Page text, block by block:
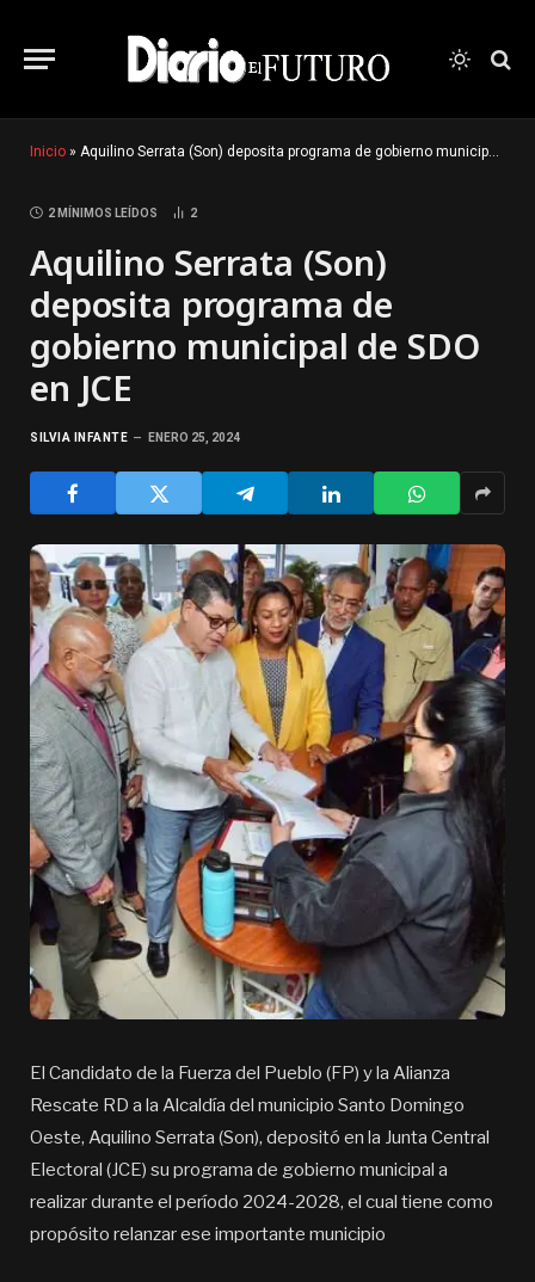
Inicio » Aquilino Serrata (Son) deposita programa de gobierno municipal de SDO en JCE
2 MÍNIMOS LEÍDOS 2
Aquilino Serrata (Son)
deposita programa de
gobierno municipal de SDO
en JCE
SILVIA INFANTE ENERO 25, 2024
El Candidato de la Fuerza del Pueblo (FP) y la Alianza
Rescate RD a la Alcaldía del municipio Santo Domingo
Oeste, Aquilino Serrata (Son), depositó en la Junta Central
Electoral (JCE) su programa de gobierno municipal a
realizar durante el período 2024-2028, el cual tiene como
propósito relanzar ese importante municipio